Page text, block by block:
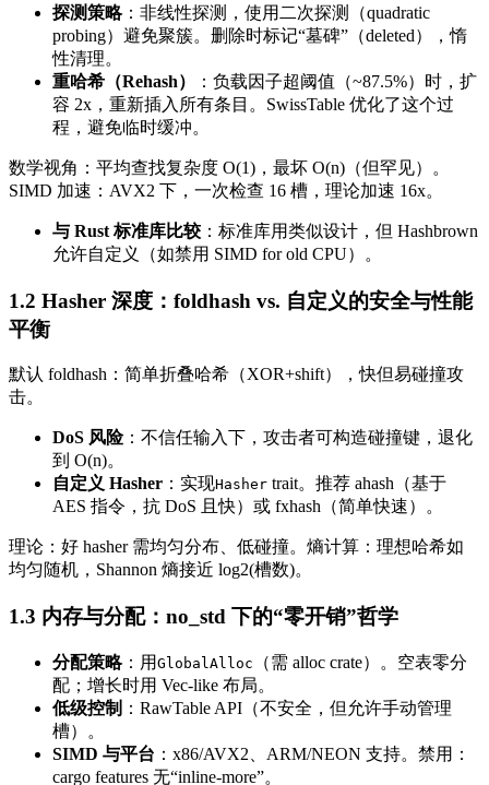
探测策略：非线性探测，使用二次探测（quadratic
probing）避免聚簇。删除时标记“墓碑”（deleted），惰
性清理。
重哈希（Rehash）
：负载因子超阈值（~87.5%）时，扩
容 2x，重新插入所有条目。SwissTable 优化了这个过
程，避免临时缓冲。
数学视角：平均查找复杂度 O(1)，最坏 O(n)（但罕见）。
SIMD 加速：AVX2 下，一次检查 16 槽，理论加速 16x。
与 Rust 标准库比较 ：标准库用类似设计，但 Hashbrown
允许自定义（如禁用 SIMD for old CPU）。
1.2 Hasher 深度：foldhash vs. 自定义的安全与性能
平衡
默认 foldhash：简单折叠哈希（XOR+shift），快但易碰撞攻
击。
DoS 风险：不信任输入下，攻击者可构造碰撞键，退化
到 O(n)。
自定义 Hasher ：实现Hasher trait。推荐 ahash（基于
AES 指令，抗 DoS 且快）或 fxhash（简单快速）。
理论：好 hasher 需均匀分布、低碰撞。熵计算：理想哈希如
均匀随机，Shannon 熵接近 log2(槽数)。
1.3 内存与分配：no_std 下的“零开销”哲学
分配策略：用 GlobalAlloc
（需 alloc crate）。空表零分
配；增长时用 Vec-like 布局。
低级控制 ：RawTable API（不安全，但允许手动管理
槽）。
SIMD 与平台 ：x86/AVX2、ARM/NEON 支持。禁用：
cargo features 无“inline-more”。